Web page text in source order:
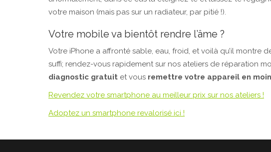
votre maison (mais pas sur un radiateur, par pitié !).
Votre mobile va bientôt rendre l’âme ?
Votre iPhone a affronté sable, eau, froid, et voilà qu’il montre
suffi; rendez-vous rapidement sur nos ateliers de réparation
diagnostic gratuit et vous remettre votre appareil en
Revendez votre smartphone au meilleur prix sur nos ateliers !
Adoptez un smartphone revalorisé ici !